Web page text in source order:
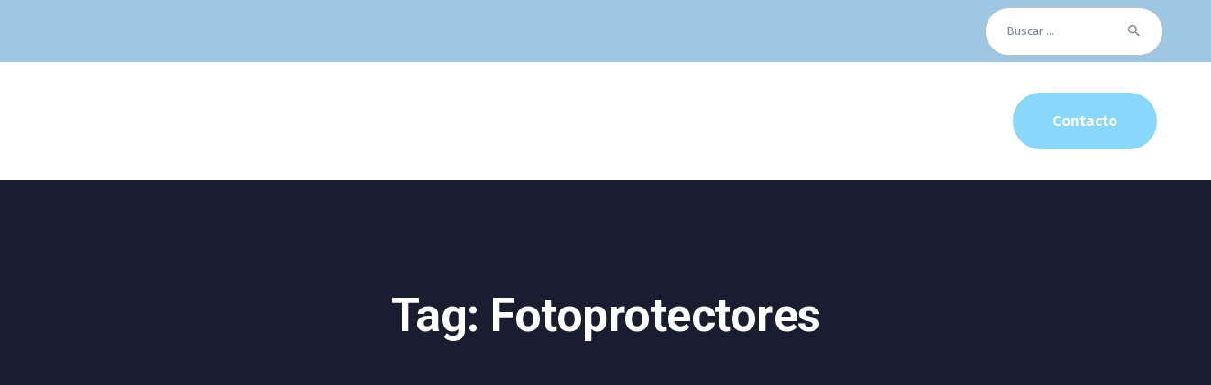
Buscar:
Contacto
Tag: Fotoprotectores
Especialidades
Noticias